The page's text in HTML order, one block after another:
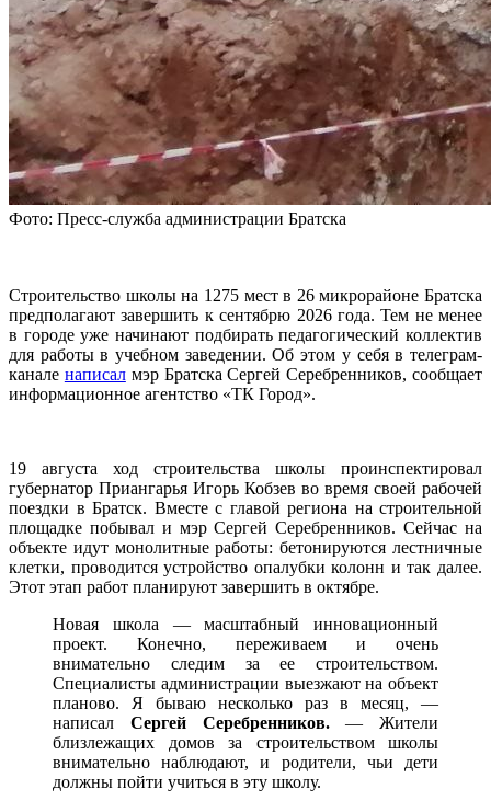
Фото: Пресс-служба администрации Братска
Строительство школы на 1275 мест в 26 микрорайоне Братска
предполагают завершить к сентябрю 2026 года. Тем не менее
в городе уже начинают подбирать педагогический коллектив
для работы в учебном заведении. Об этом у себя в телеграм-
канале написалмэр Братска Сергей Серебренников, сообщает
информационное агентство «ТК Город».
19 августа ход строительства школы проинспектировал
губернатор Приангарья Игорь Кобзев во время своей рабочей
поездки в Братск. Вместе с главой региона на строительной
площадке побывал и мэр Сергей Серебренников. Сейчас на
объекте идут монолитные работы: бетонируются лестничные
клетки, проводится устройство опалубки колонн и так далее.
Этот этап работ планируют завершить в октябре.
Новая школа — масштабный инновационный
проект. Конечно, переживаем и очень
внимательно следим за ее строительством.
Специалисты администрации выезжают на объект
планово. Я бываю несколько раз в месяц, —
написал Сергей Серебренников.— Жители
близлежащих домов за строительством школы
внимательно наблюдают, и родители, чьи дети
должны пойти учиться в эту школу.